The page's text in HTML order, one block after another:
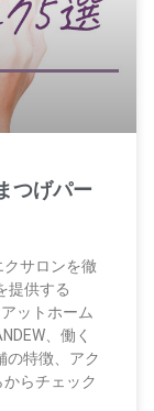
つげパー
サロンを徹
提供する
ットホーム
、働く
の特徴、アク
らチェック